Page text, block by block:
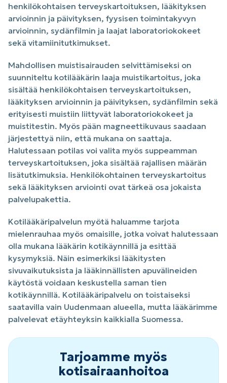
henkilökohtaisen terveyskartoituksen, lääkityksen
arvioinnin ja päivityksen, fyysisen toimintakyvyn
arvioinnin, sydänfilmin ja laajat laboratoriokokeet
sekä vitamiinitutkimukset.
Mahdollisen muistisairauden selvittämiseksi on
suunniteltu kotilääkärin laaja muistikartoitus, joka
sisältää henkilökohtaisen terveyskartoituksen,
lääkityksen arvioinnin ja päivityksen, sydänfilmin sekä
erityisesti muistiin liittyvät laboratoriokokeet ja
muistitestin. Myös pään magneettikuvaus saadaan
järjestettyä niin, että mukana on saattaja.
Halutessaan potilas voi valita myös suppeamman
terveyskartoituksen, joka sisältää rajallisen määrän
lisätutkimuksia. Henkilökohtainen terveyskartoitus
sekä lääkityksen arviointi ovat tärkeä osa jokaista
palvelupakettia.
Kotilääkäripalvelun myötä haluamme tarjota
mielenrauhaa myös omaisille, jotka voivat halutessaan
olla mukana lääkärin kotikäynnillä ja esittää
kysymyksiä. Näin esimerkiksi lääkitysten
sivuvaikutuksista ja lääkinnällisten apuvälineiden
käytöstä voidaan keskustella saman tien
kotikäynnillä. Kotilääkäripalvelu on toistaiseksi
saatavilla vain Uudenmaan alueella, mutta lääkärimme
palvelevat etäyhteyksin kaikkialla Suomessa.
Tarjoamme myös
kotisairaanhoitoa